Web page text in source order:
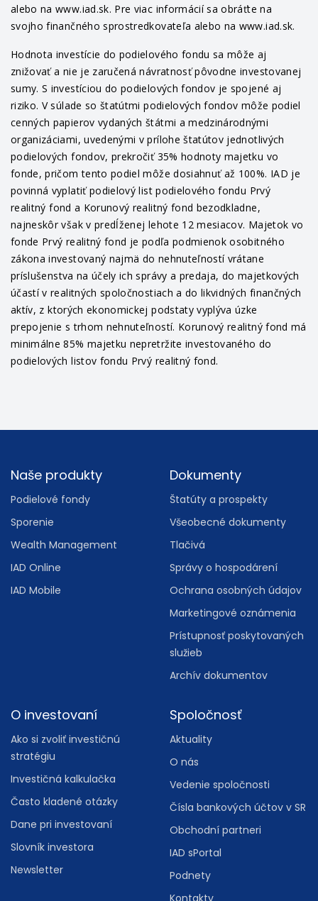
alebo na www.iad.sk. Pre viac informácií sa obráťte na
svojho finančného sprostredkovateľa alebo na www.iad.sk.
Hodnota investície do podielového fondu sa môže aj
znižovať a nie je zaručená návratnosť pôvodne investovanej
sumy. S investíciou do podielových fondov je spojené aj
riziko. V súlade so štatútmi podielových fondov môže podiel
cenných papierov vydaných štátmi a medzinárodnými
organizáciami, uvedenými v prílohe štatútov jednotlivých
podielových fondov, prekročiť 35% hodnoty majetku vo
fonde, pričom tento podiel môže dosiahnuť až 100%. IAD je
povinná vyplatiť podielový list podielového fondu Prvý
realitný fond a Korunový realitný fond bezodkladne,
najneskôr však v predĺženej lehote 12 mesiacov. Majetok vo
fonde Prvý realitný fond je podľa podmienok osobitného
zákona investovaný najmä do nehnuteľností vrátane
príslušenstva na účely ich správy a predaja, do majetkových
účastí v realitných spoločnostiach a do likvidných finančných
aktív, z ktorých ekonomickej podstaty vyplýva úzke
prepojenie s trhom nehnuteľností. Korunový realitný fond má
minimálne 85% majetku nepretržite investovaného do
podielových listov fondu Prvý realitný fond.
Footer
Naše produkty
Podielové fondy
Sporenie
Wealth Management
IAD Online
IAD Mobile
Dokumenty
Štatúty a prospekty
Všeobecné dokumenty
Tlačivá
Správy o hospodárení
Ochrana osobných údajov
Marketingové oznámenia
Prístupnosť poskytovaných
služieb
Archív dokumentov
O investovaní
Ako si zvoliť investičnú
stratégiu
Investičná kalkulačka
Často kladené otázky
Dane pri investovaní
Slovník investora
Newsletter
Spoločnosť
Aktuality
O nás
Vedenie spoločnosti
Čísla bankových účtov v SR
Obchodní partneri
IAD sPortal
Podnety